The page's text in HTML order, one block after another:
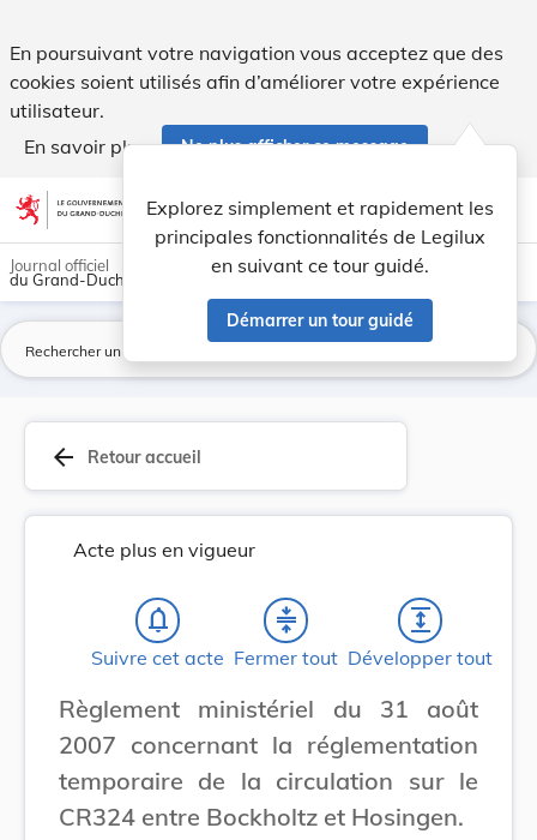
En poursuivant votre navigation vous acceptez que des
cookies soient utilisés afin d’améliorer votre expérience
utilisateur.
En savoir plus
Ne plus afficher ce message
Aller au contenu account_circle help Aide
Explorez simplement et rapidement les
principales fonctionnalités de Legilux
en suivant ce tour guidé.
Démarrer un tour guidé
light_mode dark_mode
Journal officiel
du Grand-Duché de Luxembourg
arrow_back Retour accueil
Acte plus en vigueur
notifications_none
Suivre cet acte
compress
Fermer tout
expand
Développer tout
Règlement ministériel du 31 août
2007 concernant la réglementation
temporaire de la circulation sur le
CR324 entre Bockholtz et Hosingen.